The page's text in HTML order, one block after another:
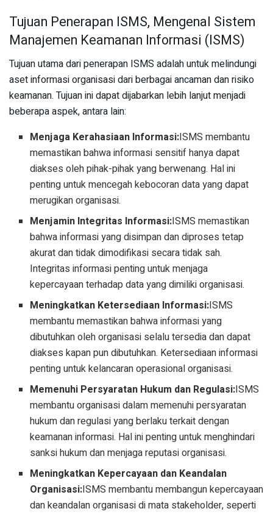
Tujuan Penerapan ISMS, Mengenal Sistem
Manajemen Keamanan Informasi (ISMS)
Tujuan utama dari penerapan ISMS adalah untuk melindungi
aset informasi organisasi dari berbagai ancaman dan risiko
keamanan. Tujuan ini dapat dijabarkan lebih lanjut menjadi
beberapa aspek, antara lain:
Menjaga Kerahasiaan Informasi:ISMS membantu
memastikan bahwa informasi sensitif hanya dapat
diakses oleh pihak-pihak yang berwenang. Hal ini
penting untuk mencegah kebocoran data yang dapat
merugikan organisasi.
Menjamin Integritas Informasi:ISMS memastikan
bahwa informasi yang disimpan dan diproses tetap
akurat dan tidak dimodifikasi secara tidak sah.
Integritas informasi penting untuk menjaga
kepercayaan terhadap data yang dimiliki organisasi.
Meningkatkan Ketersediaan Informasi:ISMS
membantu memastikan bahwa informasi yang
dibutuhkan oleh organisasi selalu tersedia dan dapat
diakses kapan pun dibutuhkan. Ketersediaan informasi
penting untuk kelancaran operasional organisasi.
Memenuhi Persyaratan Hukum dan Regulasi:ISMS
membantu organisasi dalam memenuhi persyaratan
hukum dan regulasi yang berlaku terkait dengan
keamanan informasi. Hal ini penting untuk menghindari
sanksi hukum dan menjaga reputasi organisasi.
Meningkatkan Kepercayaan dan Keandalan
Organisasi:ISMS membantu membangun kepercayaan
dan keandalan organisasi di mata stakeholder, seperti